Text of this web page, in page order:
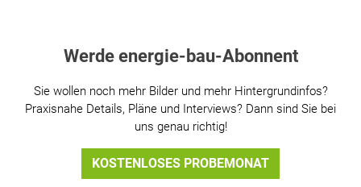
Werde energie-bau-Abonnent
Sie wollen noch mehr Bilder und mehr Hintergrundinfos?
Praxisnahe Details, Pläne und Interviews? Dann sind Sie bei
uns genau richtig!
KOSTENLOSES PROBEMONAT